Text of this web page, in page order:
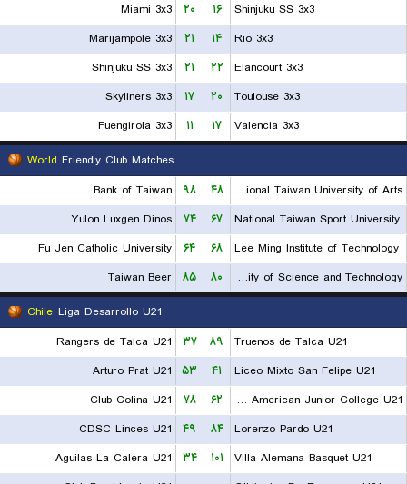
Miami 3x3
۲۰ ۱۶
Shinjuku SS 3x3
Marijampole 3x3
۲۱ ۱۴
Rio 3x3
Shinjuku SS 3x3
۲۱ ۲۲
Elancourt 3x3
Skyliners 3x3
۱۷ ۲۰
Toulouse 3x3
Fuengirola 3x3
۱۱ ۱۷
Valencia 3x3
World Friendly Club Matches
Bank of Taiwan
۹۸ ۴۸
National Taiwan University of Arts
Yulon Luxgen Dinos
۷۴ ۶۷
National Taiwan Sport University
Fu Jen Catholic University
۶۴ ۶۸
Lee Ming Institute of Technology
Taiwan Beer
۸۵ ۸۰
Chien Hsin University of Science and Technology
Chile Liga Desarrollo U21
Rangers de Talca U21
۳۷ ۸۹
Truenos de Talca U21
Arturo Prat U21
۵۳ ۴۱
Liceo Mixto San Felipe U21
Club Colina U21
۷۸ ۶۲
CD American Junior College U21
CDSC Linces U21
۴۹ ۸۴
Lorenzo Pardo U21
Aguilas La Calera U21
۳۴ ۱۰۱
Villa Alemana Basquet U21